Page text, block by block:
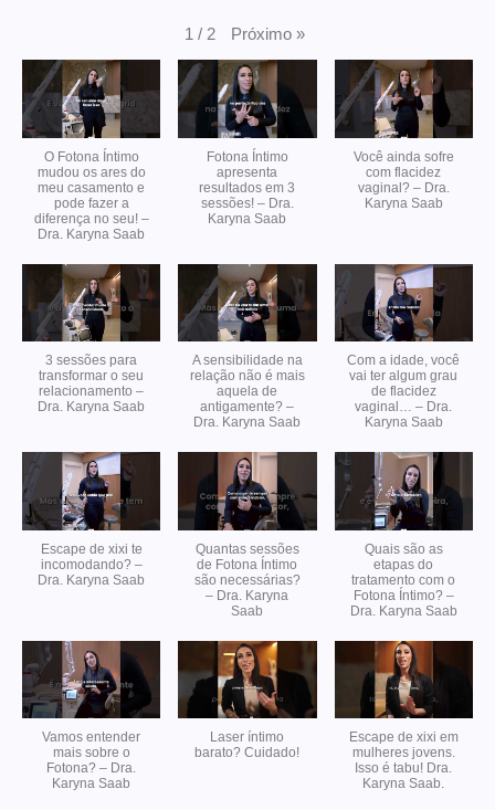
1 / 2 Próximo »
O Fotona Íntimo
mudou os ares do
meu casamento e
pode fazer a
diferença no seu! –
Dra. Karyna Saab
Fotona Íntimo
apresenta
resultados em 3
sessões! – Dra.
Karyna Saab
Você ainda sofre
com flacidez
vaginal? – Dra.
Karyna Saab
3 sessões para
transformar o seu
relacionamento –
Dra. Karyna Saab
A sensibilidade na
relação não é mais
aquela de
antigamente? –
Dra. Karyna Saab
Com a idade, você
vai ter algum grau
de flacidez
vaginal… – Dra.
Karyna Saab
Escape de xixi te
incomodando? –
Dra. Karyna Saab
Quantas sessões
de Fotona Íntimo
são necessárias?
– Dra. Karyna
Saab
Quais são as
etapas do
tratamento com o
Fotona Íntimo? –
Dra. Karyna Saab
Vamos entender
mais sobre o
Fotona? – Dra.
Karyna Saab
Laser íntimo
barato? Cuidado!
Escape de xixi em
mulheres jovens.
Isso é tabu! Dra.
Karyna Saab.